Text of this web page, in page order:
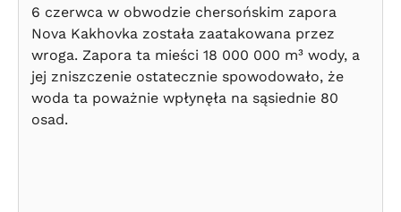
6 czerwca w obwodzie chersońskim zapora
Nova Kakhovka została zaatakowana przez
wroga. Zapora ta mieści 18 000 000 m³ wody, a
jej zniszczenie ostatecznie spowodowało, że
woda ta poważnie wpłynęła na sąsiednie 80
osad.